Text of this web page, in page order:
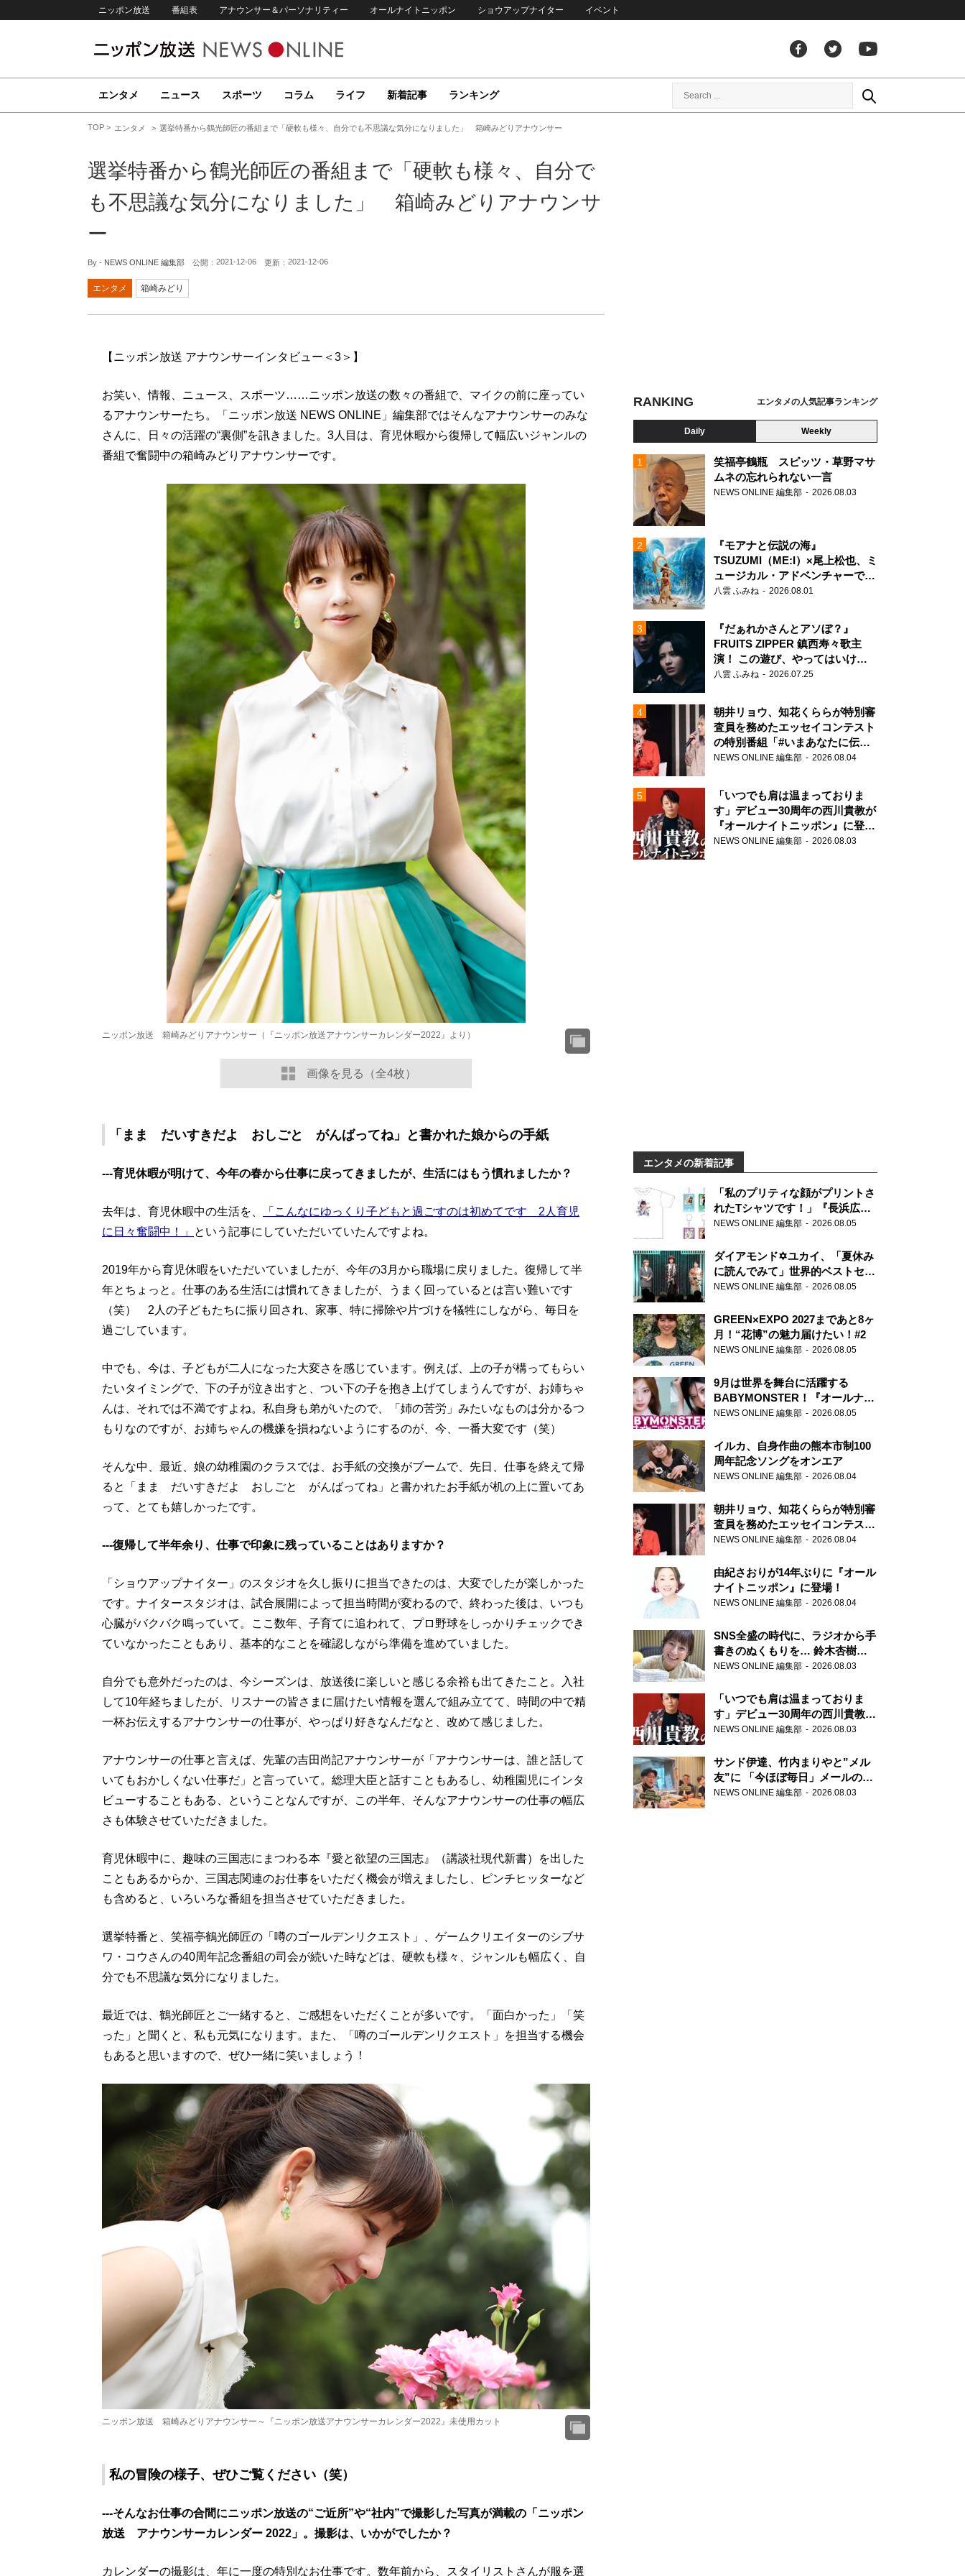
ニッポン放送 番組表 アナウンサー＆パーソナリティー オールナイトニッポン ショウアップナイター イベント
エンタメ ニュース スポーツ コラム ライフ 新着記事 ランキング
TOP エンタメ 選挙特番から鶴光師匠の番組まで「硬軟も様々、自分でも不思議な気分になりました」 箱崎みどりアナウンサー
選挙特番から鶴光師匠の番組まで「硬軟も様々、自分で
も不思議な気分になりました」 箱崎みどりアナウンサ
ー
By - NEWS ONLINE 編集部 公開： 2021-12-06 更新： 2021-12-06
エンタメ 箱崎みどり
【ニッポン放送 アナウンサーインタビュー＜3＞】
お笑い、情報、ニュース、スポーツ……ニッポン放送の数々の番組で、マイクの前に座ってい
るアナウンサーたち。「ニッポン放送 NEWS ONLINE」編集部ではそんなアナウンサーのみな
さんに、日々の活躍の“裏側”を訊きました。3人目は、育児休暇から復帰して幅広いジャンルの
番組で奮闘中の箱崎みどりアナウンサーです。
画像を見る（全4枚）
ニッポン放送 箱崎みどりアナウンサー（『ニッポン放送アナウンサーカレンダー2022』より）
「まま だいすきだよ おしごと がんばってね」と書かれた娘からの手紙
---育児休暇が明けて、今年の春から仕事に戻ってきましたが、生活にはもう慣れましたか？
去年は、育児休暇中の生活を、
「こんなにゆっくり子どもと過ごすのは初めてです 2人育児
に日々奮闘中！」
という記事にしていただいていたんですよね。
2019年から育児休暇をいただいていましたが、今年の3月から職場に戻りました。復帰して半
年とちょっと。仕事のある生活には慣れてきましたが、うまく回っているとは言い難いです
（笑） 2人の子どもたちに振り回され、家事、特に掃除や片づけを犠牲にしながら、毎日を
過ごしています。
中でも、今は、子どもが二人になった大変さを感じています。例えば、上の子が構ってもらい
たいタイミングで、下の子が泣き出すと、つい下の子を抱き上げてしまうんですが、お姉ちゃ
んは、それでは不満ですよね。私自身も弟がいたので、「姉の苦労」みたいなものは分かるつ
もりなのですが、お姉ちゃんの機嫌を損ねないようにするのが、今、一番大変です（笑）
そんな中、最近、娘の幼稚園のクラスでは、お手紙の交換がブームで、先日、仕事を終えて帰
ると「まま だいすきだよ おしごと がんばってね」と書かれたお手紙が机の上に置いてあ
って、とても嬉しかったです。
---復帰して半年余り、仕事で印象に残っていることはありますか？
「ショウアップナイター」のスタジオを久し振りに担当できたのは、大変でしたが楽しかった
です。ナイタースタジオは、試合展開によって担当時間が変わるので、終わった後は、いつも
心臓がバクバク鳴っていて。ここ数年、子育てに追われて、プロ野球をしっかりチェックでき
ていなかったこともあり、基本的なことを確認しながら準備を進めていました。
自分でも意外だったのは、今シーズンは、放送後に楽しいと感じる余裕も出てきたこと。入社
して10年経ちましたが、リスナーの皆さまに届けたい情報を選んで組み立てて、時間の中で精
一杯お伝えするアナウンサーの仕事が、やっぱり好きなんだなと、改めて感じました。
アナウンサーの仕事と言えば、先輩の吉田尚記アナウンサーが「アナウンサーは、誰と話して
いてもおかしくない仕事だ」と言っていて。総理大臣と話すこともあるし、幼稚園児にインタ
ビューすることもある、ということなんですが、この半年、そんなアナウンサーの仕事の幅広
さも体験させていただきました。
育児休暇中に、趣味の三国志にまつわる本『愛と欲望の三国志』（講談社現代新書）を出した
こともあるからか、三国志関連のお仕事をいただく機会が増えましたし、ピンチヒッターなど
も含めると、いろいろな番組を担当させていただきました。
選挙特番と、笑福亭鶴光師匠の「噂のゴールデンリクエスト」、ゲームクリエイターのシブサ
ワ・コウさんの40周年記念番組の司会が続いた時などは、硬軟も様々、ジャンルも幅広く、自
分でも不思議な気分になりました。
最近では、鶴光師匠とご一緒すると、ご感想をいただくことが多いです。「面白かった」「笑
った」と聞くと、私も元気になります。また、「噂のゴールデンリクエスト」を担当する機会
もあると思いますので、ぜひ一緒に笑いましょう！
ニッポン放送 箱崎みどりアナウンサー～『ニッポン放送アナウンサーカレンダー2022』未使用カット
私の冒険の様子、ぜひご覧ください（笑）
---そんなお仕事の合間にニッポン放送の“ご近所”や“社内”で撮影した写真が満載の「ニッポン
放送 アナウンサーカレンダー 2022」。撮影は、いかがでしたか？
カレンダーの撮影は、年に一度の特別なお仕事です。数年前から、スタイリストさんが服を選
RANKING エンタメの人気記事ランキング
Daily Weekly
笑福亭鶴瓶 スピッツ・草野マサ
ムネの忘れられない一言
NEWS ONLINE 編集部 2026.08.03
『モアナと伝説の海』
TSUZUMI（ME:I）×尾上松也、ミ
ュージカル・アドベンチャーで美
声を響かせる
八雲 ふみね 2026.08.01
『だぁれかさんとアソぼ？』
FRUITS ZIPPER 鎮西寿々歌主
演！ この遊び、やってはいけま
せん。
八雲 ふみね 2026.07.25
朝井リョウ、知花くららが特別審
査員を務めたエッセイコンテスト
の特別番組「#いまあなたに伝え
たいこと」
NEWS ONLINE 編集部 2026.08.04
「いつでも肩は温まっておりま
す」デビュー30周年の西川貴教が
『オールナイトニッポン』に登
場！
NEWS ONLINE 編集部 2026.08.03
エンタメの新着記事
「私のプリティな顔がプリントさ
れたTシャツです！」『長浜広奈
天下無双』初の番組グッズ発売
NEWS ONLINE 編集部 2026.08.05
ダイアモンド✡ユカイ、「夏休み
に読んでみて」世界的ベストセラ
ー『アナスタシア』を紹介
NEWS ONLINE 編集部 2026.08.05
GREEN×EXPO 2027まであと8ヶ
月！“花博”の魅力届けたい！#2
NEWS ONLINE 編集部 2026.08.05
9月は世界を舞台に活躍する
BABYMONSTER！『オールナイ
トニッポンPODCAST』月替わり
NEWS ONLINE 編集部 2026.08.05
イルカ、自身作曲の熊本市制100
周年記念ソングをオンエア
NEWS ONLINE 編集部 2026.08.04
朝井リョウ、知花くららが特別審
査員を務めたエッセイコンテスト
の特別番組「#いまあなたに伝え
NEWS ONLINE 編集部 2026.08.04
由紀さおりが14年ぶりに『オール
ナイトニッポン』に登場！
NEWS ONLINE 編集部 2026.08.04
SNS全盛の時代に、ラジオから手
書きのぬくもりを… 鈴木杏樹の
直筆はがきが届く！
郵便局
NEWS ONLINE 編集部 2026.08.03
「いつでも肩は温まっておりま
す」デビュー30周年の西川貴教が
『オールナイトニッポン』に登
NEWS ONLINE 編集部 2026.08.03
サンド伊達、竹内まりやと”メル
友”に 「今ほぼ毎日」メールのや
り取り明かす
NEWS ONLINE 編集部 2026.08.03